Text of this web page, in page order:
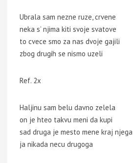
Ubrala sam nezne ruze, crvene
neka s’ njima kiti svoje svatove
to cvece smo za nas dvoje gajili
zbog drugih se nismo uzeli
Ref. 2x
Haljinu sam belu davno zelela
on je hteo takvu meni da kupi
sad druga je mesto mene kraj njega
ja nikada necu drugoga